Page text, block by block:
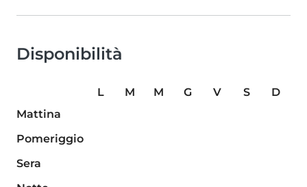
Disponibilità
L M M G V S
D
Mattina
Pomeriggio
Sera